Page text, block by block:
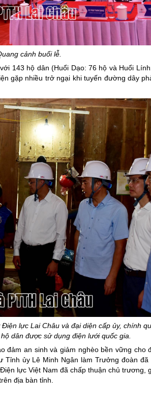
Giảm
Đưa
Bầu
Gia
Thông
Người
Điểm
Phóng
cảnh buổi lễ.
143 hộ dân (Huổi Dạo: 76 hộ và Huổi
gặp nhiều trở ngại khi tuyến đường dây
lực Lai Châu và đại diện cấp ủy, chính
dân được sử dụng điện lưới quốc gia.
đảm an sinh và giảm nghèo bền vững cho
ủy Lê Minh Ngân làm Trưởng đoàn
lực Việt Nam đã chấp thuận chủ trương,
địa bàn tỉnh.